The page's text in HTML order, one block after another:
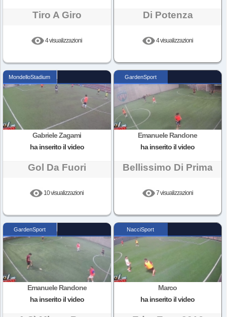
Tiro A Giro
4 visualizzazioni
Di Potenza
4 visualizzazioni
MondelloStadium
Gabriele Zagami
ha inserito il video
Gol Da Fuori
10 visualizzazioni
GardenSport
Emanuele Randone
ha inserito il video
Bellissimo Di Prima
7 visualizzazioni
GardenSport
Emanuele Randone
ha inserito il video
NacciSport
Marco
ha inserito il video